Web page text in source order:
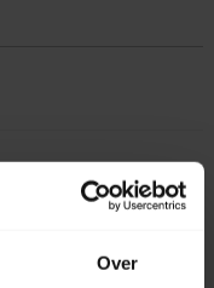
Over
(exclusief)